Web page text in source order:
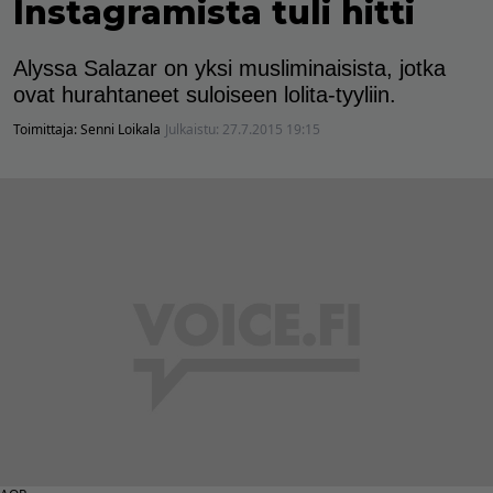
Instagramista tuli hitti
Alyssa Salazar on yksi musliminaisista, jotka
ovat hurahtaneet suloiseen lolita-tyyliin.
Toimittaja:Senni Loikala Julkaistu: 27.7.2015 19:15